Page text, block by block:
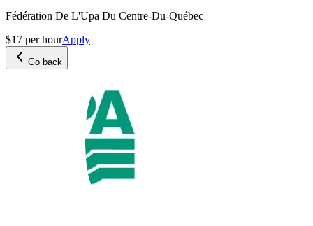
Fédération De L'Upa Du Centre-Du-Québec
$17 per hourApply
Go back